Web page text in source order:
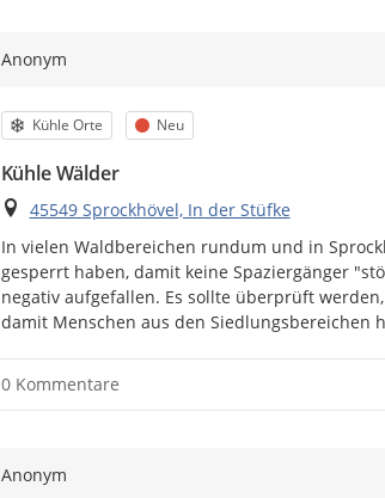
Anonym
Kategorie
Kühle Orte Status
Neu
Kühle Wälder
Ort
45549 Sprockhövel, In der Stüfke
In vielen Waldbereichen rundum und in
gesperrt haben, damit keine Spaziergänger
negativ aufgefallen. Es sollte überprüft
damit Menschen aus den Siedlungsbereichen
0 Kommentare
Anonym